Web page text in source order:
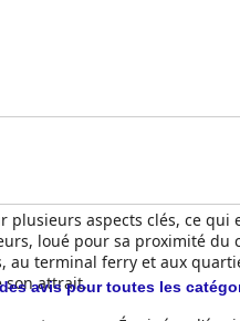
aspects clés, ce
loué pour sa proximité
au terminal ferry et aux
son attrait.
avis pour toutes les